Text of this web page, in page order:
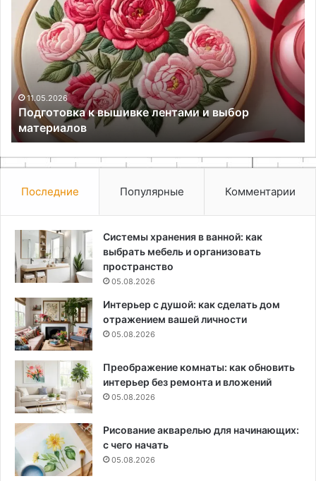
вышивке
лентами
и
выбор
материалов
11.05.2026
Подготовка к вышивке лентами и выбор
материалов
Последние Популярные Комментарии
Системы хранения в ванной: как
выбрать мебель и организовать
пространство
05.08.2026
Интерьер с душой: как сделать дом
отражением вашей личности
05.08.2026
Преображение комнаты: как обновить
интерьер без ремонта и вложений
05.08.2026
Рисование акварелью для начинающих:
с чего начать
05.08.2026